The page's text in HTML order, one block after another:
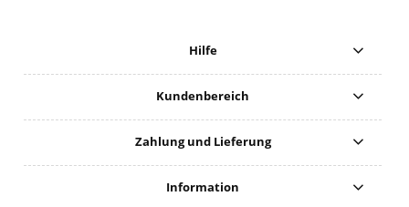
Hilfe
Kundenbereich
Zahlung und Lieferung
Information